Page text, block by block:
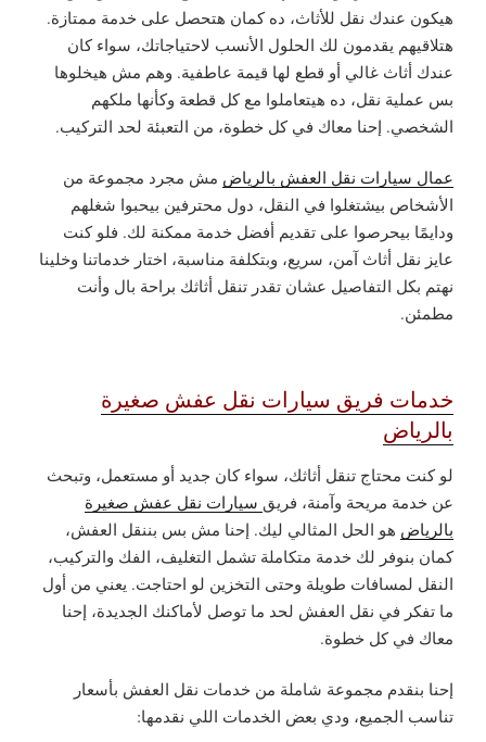
هيكون عندك نقل للأثاث، ده كمان هتحصل على خدمة ممتازة.
هتلاقيهم يقدمون لك الحلول الأنسب لاحتياجاتك، سواء كان
عندك أثاث غالي أو قطع لها قيمة عاطفية. وهم مش هيخلوها
بس عملية نقل، ده هيتعاملوا مع كل قطعة وكأنها ملكهم
الشخصي. إحنا معاك في كل خطوة، من التعبئة لحد التركيب.
عمال سيارات نقل العفش بالرياض مش مجرد مجموعة من
الأشخاص بيشتغلوا في النقل، دول محترفين بيحبوا شغلهم
ودايمًا بيحرصوا على تقديم أفضل خدمة ممكنة لك. فلو كنت
عايز نقل أثاث آمن، سريع، وبتكلفة مناسبة، اختار خدماتنا وخلينا
نهتم بكل التفاصيل عشان تقدر تنقل أثاثك براحة بال وأنت
مطمئن.
خدمات فريق سيارات نقل عفش صغيرة
بالرياض
لو كنت محتاج تنقل أثاثك، سواء كان جديد أو مستعمل، وتبحث
عن خدمة مريحة وآمنة، فريق سيارات نقل عفش صغيرة
بالرياض هو الحل المثالي ليك. إحنا مش بس بننقل العفش،
كمان بنوفر لك خدمة متكاملة تشمل التغليف، الفك والتركيب،
النقل لمسافات طويلة وحتى التخزين لو احتاجت. يعني من أول
ما تفكر في نقل العفش لحد ما توصل لأماكنك الجديدة، إحنا
معاك في كل خطوة.
إحنا بنقدم مجموعة شاملة من خدمات نقل العفش بأسعار
تناسب الجميع، ودي بعض الخدمات اللي نقدمها: